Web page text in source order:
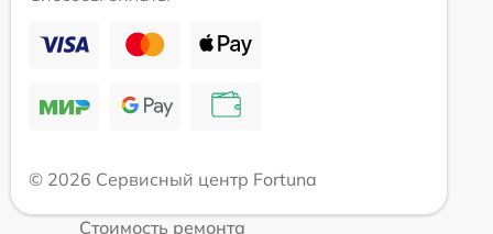
© 2026 Сервисный центр Fortuna
Стоимость ремонта